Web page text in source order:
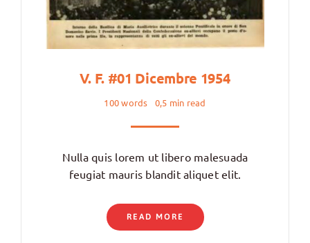
V. F. #01 Dicembre 1954
100 words 0,5 min read
Nulla quis lorem ut libero malesuada
feugiat mauris blandit aliquet elit.
READ MORE